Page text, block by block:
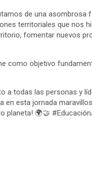
de una asombrosa
territoriales que nos
fomentar nuevos
como objetivo
a todas las personas y
en esta jornada
planeta! 🌍🤝